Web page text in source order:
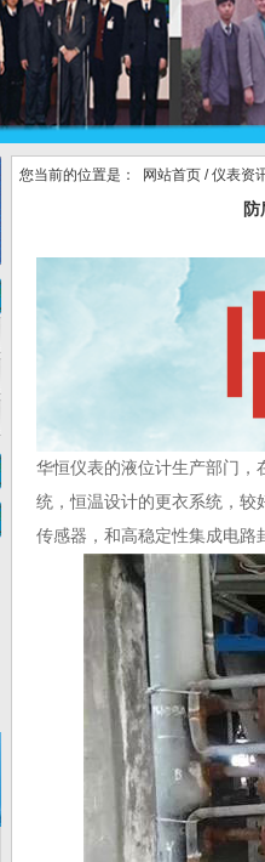
您当前的位置是： 网站首页 /仪表资
华恒仪表的液位计生产部门，
统，恒温设计的更衣系统，较
传感器，和高稳定性集成电路